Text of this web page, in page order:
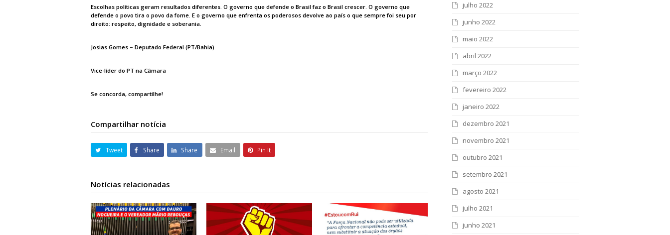
Escolhas políticas geram resultados diferentes. O governo que defende o Brasil faz o Brasil crescer. O governo que
defende o povo tira o povo da fome. E o governo que enfrenta os poderosos devolve ao país o que sempre foi seu por
direito: respeito, dignidade e soberania.
Josias Gomes – Deputado Federal (PT/Bahia)
Vice-líder do PT na Câmara
Se concorda, compartilhe!
Compartilhar notícia
Tweet Share Share Email Pin It
Notícias relacionadas
julho 2022
junho 2022
maio 2022
abril 2022
março 2022
fevereiro 2022
janeiro 2022
dezembro 2021
novembro 2021
outubro 2021
setembro 2021
agosto 2021
julho 2021
junho 2021